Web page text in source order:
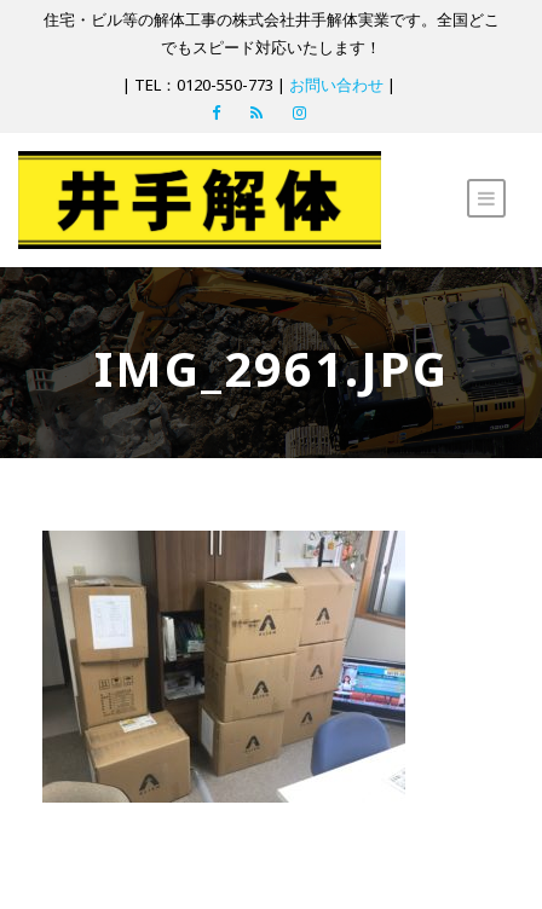
住宅・ビル等の解体工事の株式会社井手解体実業です。全国どこ
でもスピード対応いたします！
| TEL：0120-550-773 | お問い合わせ |
IMG_2961.JPG